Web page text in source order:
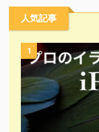
人気記事
1